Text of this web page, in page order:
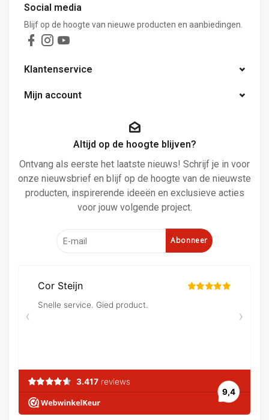
Social media
Blijf op de hoogte van nieuwe producten en aanbiedingen.
Klantenservice
Mijn account
Altijd op de hoogte blijven?
Ontvang als eerste het laatste nieuws! Schrijf je in voor
onze nieuwsbrief en blijf op de hoogte van de nieuwste
producten, inspirerende ideeën en exclusieve acties
voor jouw volgende project.
Abonneer